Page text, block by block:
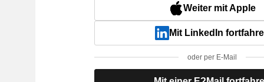
Weiter mit Apple
Mit LinkedIn
oder per E-Mail